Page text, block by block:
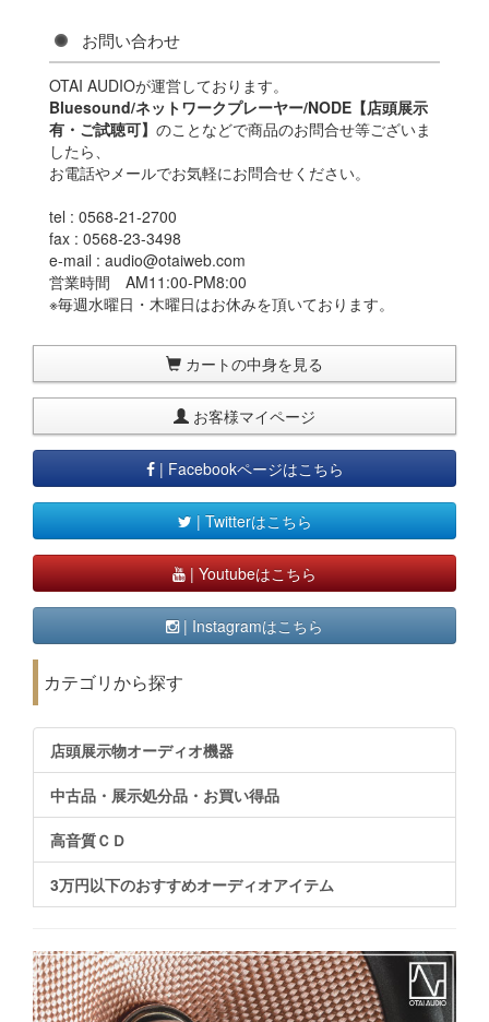
お問い合わせ
OTAI AUDIOが運営しております。
Bluesound/ネットワークプレーヤー/NODE【店頭展示
有・ご試聴可】 のことなどで商品のお問合せ等ございま
したら、
お電話やメールでお気軽にお問合せください。
tel : 0568-21-2700
fax : 0568-23-3498
e-mail : audio@otaiweb.com
営業時間 AM11:00-PM8:00
※毎週水曜日・木曜日はお休みを頂いております。
カートの中身を見る
お客様マイページ
| Facebookページはこちら
| Twitterはこちら
| Youtubeはこちら
| Instagramはこちら
カテゴリから探す
店頭展示物オーディオ機器
中古品・展示処分品・お買い得品
高音質ＣＤ
3万円以下のおすすめオーディオアイテム